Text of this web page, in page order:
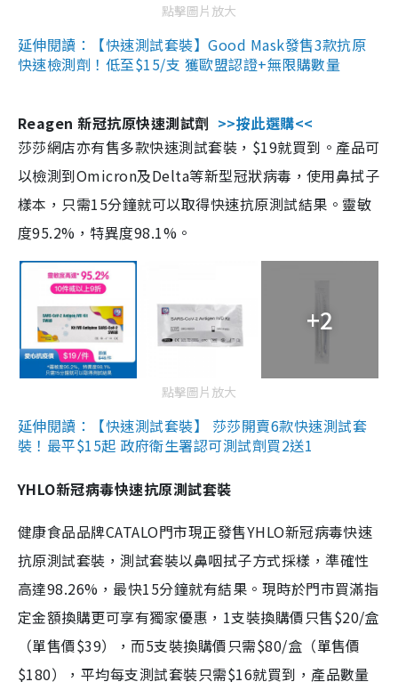
點擊圖片放大
延伸閱讀：【快速測試套裝】Good Mask發售3款抗原
快速檢測劑！低至$15/支 獲歐盟認證+無限購數量
Reagen 新冠抗原快速測試劑 >>按此選購<<
莎莎網店亦有售多款快速測試套裝，$19就買到。產品可
以檢測到Omicron及Delta等新型冠狀病毒，使用鼻拭子
樣本，只需15分鐘就可以取得快速抗原測試結果。靈敏
度95.2%，特異度98.1%。
+2
點擊圖片放大
延伸閱讀：【快速測試套裝】 莎莎開賣6款快速測試套
裝！最平$15起 政府衛生署認可測試劑買2送1
YHLO新冠病毒快速抗原測試套裝
健康食品品牌CATALO門市現正發售YHLO新冠病毒快速
抗原測試套裝，測試套裝以鼻咽拭子方式採樣，準確性
高達98.26%，最快15分鐘就有結果。現時於門市買滿指
定金額換購更可享有獨家優惠，1支裝換購價只售$20/盒
（單售價$39），而5支裝換購價只需$80/盒（單售價
$180），平均每支測試套裝只需$16就買到，產品數量